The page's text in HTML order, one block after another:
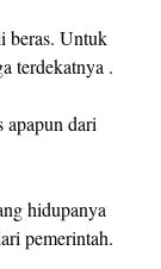
beras. Untuk
terdekatnya .
apapun dari
hidupanya
pemerintah.